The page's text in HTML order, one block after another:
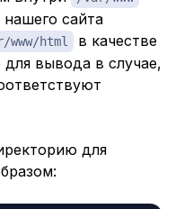
сайта
www/html​​​
в качестве
вывода в случае,
для